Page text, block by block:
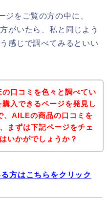
ジをご覧の方の中に、
がいたら、私と同じよう
感じで調べてみるといい
口コミを色々と調べてい
入できるページを発見し
、AILEの商品の口コミを
まずは下記ページをチェ
いかがでしょうか？
方はこちらをクリック